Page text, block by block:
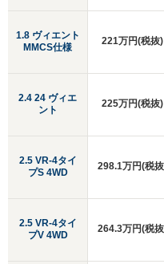
1.8 ヴィエント
MMCS仕様
2.4 24 ヴィエ
ント
2.5 VR-4タイ
プS 4WD
2.5 VR-4タイ
プV 4WD
221万円(税抜)
225万円(税抜)
298.1万円(税
264.3万円(税